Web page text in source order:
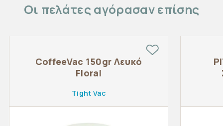
Οι πελάτες αγόρασαν επίσης
CoffeeVac 150gr Λευκό
Floral
Tight Vac